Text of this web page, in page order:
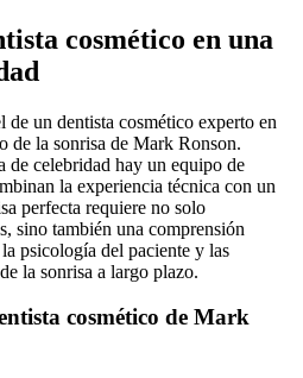
cosmético en una
de un dentista cosmético experto en
de la sonrisa de Mark Ronson.
de celebridad hay un equipo de
la experiencia técnica con un
perfecta requiere no solo
sino también una comprensión
psicología del paciente y las
la sonrisa a largo plazo.
cosmético de Mark